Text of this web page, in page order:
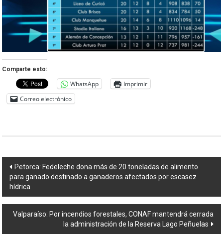
Comparte esto:
WhatsApp
Imprimir
Correo electrónico
Navegación
de
entradas
Petorca: Fedeleche dona más de 20 toneladas de alimento
para ganado destinado a ganaderos afectados por escasez
hídrica
Valparaíso: Por incendios forestales, CONAF mantendrá cerrada
la administración de la Reserva Lago Peñuelas